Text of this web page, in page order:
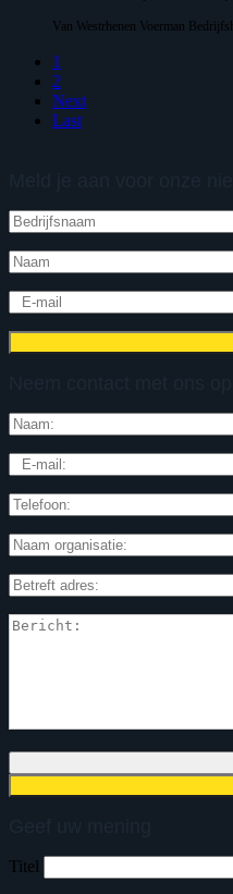
Van Westrhenen Voerman
1
2
Next
Last
Titel